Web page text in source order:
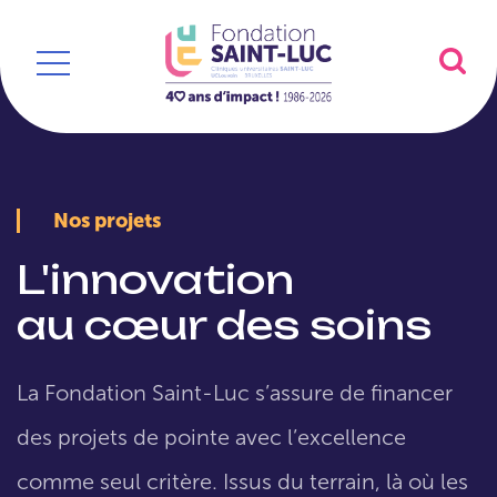
Nos projets
L'innovation
au cœur des soins
La Fondation Saint-Luc s’assure de financer
des projets de pointe avec l’excellence
comme seul critère. Issus du terrain, là où les